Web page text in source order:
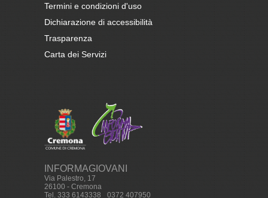
Termini e condizioni d'uso
Dichiarazione di accessibilità
Trasparenza
Carta dei Servizi
INFORMAGIOVANI
Via Palestro, 17
26100 - Cremona
Tel. 333 6143338
0372 407950